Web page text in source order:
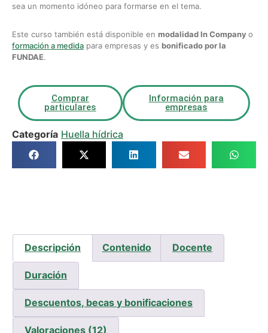
sea un momento idóneo para formarse en el tema.
Este curso también está disponible en modalidad In Companyo
formación a medida para empresas y es bonificado por la
FUNDAE.
Comprar
particulares
Información para
empresas
Categoría Huella hídrica
Descripción Contenido Docente
Duración
Descuentos, becas y bonificaciones
Valoraciones (12)